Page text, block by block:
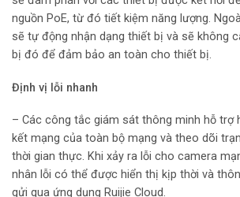
nguồn PoE, từ đó tiết kiệm năng lượng.
sẽ tự động nhận dạng thiết bị và sẽ không
bị đó để đảm bảo an toàn cho thiết bị.
Định vị lỗi nhanh
– Các công tắc giám sát thông minh hỗ trợ
kết mạng của toàn bộ mạng và theo dõi
thời gian thực. Khi xảy ra lỗi cho camera
nhân lỗi có thể được hiển thị kịp thời và
gửi qua ứng dụng Ruijie Cloud.